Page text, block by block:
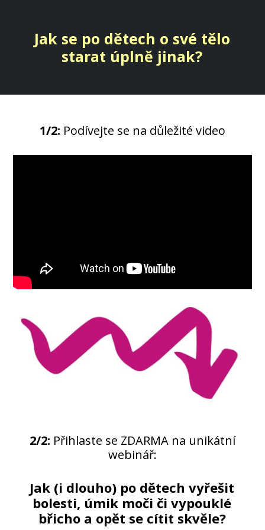
Jak se po dětech o své tělo
starat úplně jinak?
1/2: Podívejte se na důležité video
2/2: Přihlaste se ZDARMA na unikátní
webinář:
Jak (i dlouho) po dětech vyřešit
bolesti, úmik moči či vypouklé
břicho a opět se cítit skvěle?